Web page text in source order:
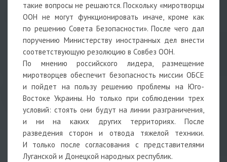
такие вопросы не решаются. Поскольку «миротворцы
ООН не могут функционировать иначе, кроме как
по решению Совета Безопасности». После чего дал
поручению Министерству иностранных дел внести
соответствующую резолюцию в Совбез ООН.
По мнению российского лидера, размещение
миротворцев обеспечит безопасность миссии ОБСЕ
и пойдет на пользу решению проблемы на Юго-
Востоке Украины. Но только при соблюдении трех
условий: стоять они будут на линии разграничения,
и ни на каких других территориях. После
разведения сторон и отвода тяжелой техники.
И только после согласования с представителями
Луганской и Донецкой народных республик.